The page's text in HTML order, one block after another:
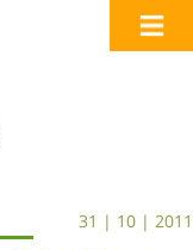
31 | 10 | 2011